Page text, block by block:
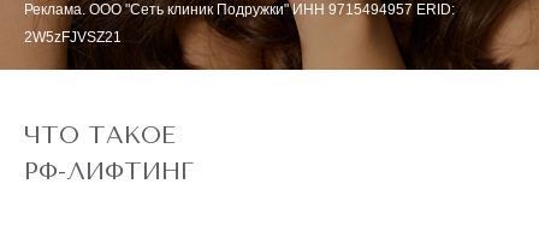
Реклама. ООО "Сеть клиник Подружки" ИНН 9715494957 ERID:
2W5zFJVSZ21
ЧТО ТАКОЕ
РФ-ЛИФТИНГ